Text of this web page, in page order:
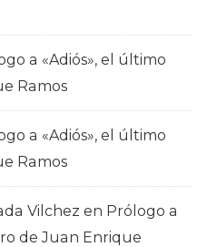
a «Adiós», el último
Ramos
a «Adiós», el último
Ramos
Vilchez en Prólogo a
de Juan Enrique